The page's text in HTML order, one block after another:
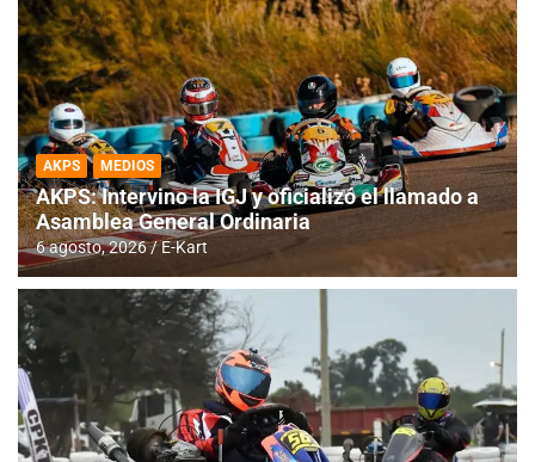
AKPS MEDIOS
AKPS: Intervino la IGJ y oficializó el llamado a
Asamblea General Ordinaria
6 agosto, 2026 E-Kart